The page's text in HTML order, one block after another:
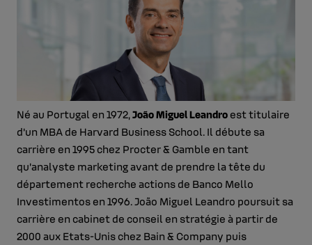
Né au Portugal en 1972, João Miguel Leandro est titulaire
d’un MBA de Harvard Business School. Il débute sa
carrière en 1995 chez Procter & Gamble en tant
qu’analyste marketing avant de prendre la tête du
département recherche actions de Banco Mello
Investimentos en 1996. João Miguel Leandro poursuit sa
carrière en cabinet de conseil en stratégie à partir de
2000 aux Etats-Unis chez Bain & Company puis